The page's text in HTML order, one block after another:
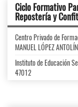
Ciclo Formativo
Repostería y
Centro Privado de
MANUEL LÓPEZ
Instituto de Educación
47012